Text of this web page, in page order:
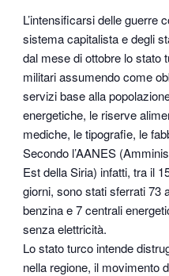
L’intensificarsi delle guerre
sistema capitalista e degli
dal mese di ottobre lo stato
militari assumendo come
servizi base alla
energetiche, le riserve
mediche, le tipografie, le
Secondo l’AANES
Est della Siria) infatti, tra il
giorni, sono stati sferrati 73
benzina e 7 centrali
senza elettricità.
Lo stato turco intende
nella regione, il movimento